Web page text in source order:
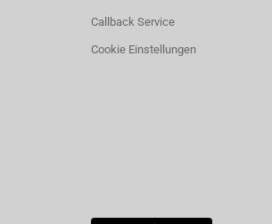
Callback Service
Cookie Einstellungen